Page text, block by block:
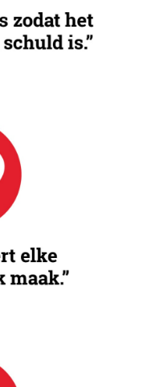
misleiding.
verstikkende
krijgt.